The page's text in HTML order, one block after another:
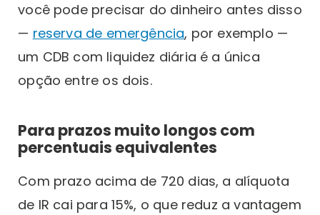
você pode precisar do dinheiro antes disso
— reserva de emergência, por exemplo —
um CDB com liquidez diária é a única
opção entre os dois.
Para prazos muito longos com
percentuais equivalentes
Com prazo acima de 720 dias, a alíquota
de IR cai para 15%, o que reduz a vantagem